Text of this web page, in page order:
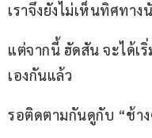
เราจึงยังไม่เห็นทิศทาง
แต่จากนี้ ฮัดสัน จะได้เ
เองกันแล้ว
รอติดตามกันดูกับ “ช้า